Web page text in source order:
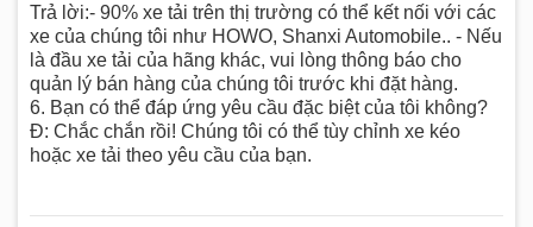
Trả lời:- 90% xe tải trên thị trường có thể kết nối với các
xe của chúng tôi như HOWO, Shanxi Automobile.. - Nếu
là đầu xe tải của hãng khác, vui lòng thông báo cho
quản lý bán hàng của chúng tôi trước khi đặt hàng.
6. Bạn có thể đáp ứng yêu cầu đặc biệt của tôi không?
Đ: Chắc chắn rồi! Chúng tôi có thể tùy chỉnh xe kéo
hoặc xe tải theo yêu cầu của bạn.